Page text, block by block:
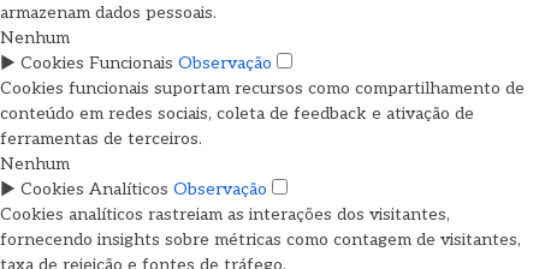
armazenam dados pessoais.
Nenhum
► Cookies Funcionais Observação
Cookies funcionais suportam recursos como compartilhamento de
conteúdo em redes sociais, coleta de feedback e ativação de
ferramentas de terceiros.
Nenhum
► Cookies Analíticos Observação
Cookies analíticos rastreiam as interações dos visitantes,
fornecendo insights sobre métricas como contagem de visitantes,
taxa de rejeição e fontes de tráfego.